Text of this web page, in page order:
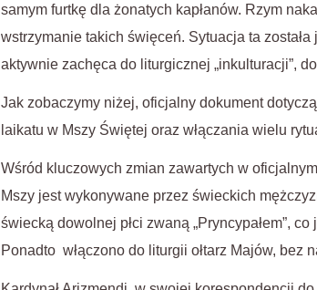
samym furtkę dla żonatych kapłanów. Rzym
wstrzymanie takich święceń. Sytuacja ta
aktywnie zachęca do liturgicznej „inkulturacji”,
Jak zobaczymy niżej, oficjalny dokument
laikatu w Mszy Świętej oraz włączania wielu
Wśród kluczowych zmian zawartych w
Mszy jest wykonywane przez świeckich
świecką dowolnej płci zwaną „Pryncypałem”,
Ponadto włączono do liturgii ołtarz Majów, bez